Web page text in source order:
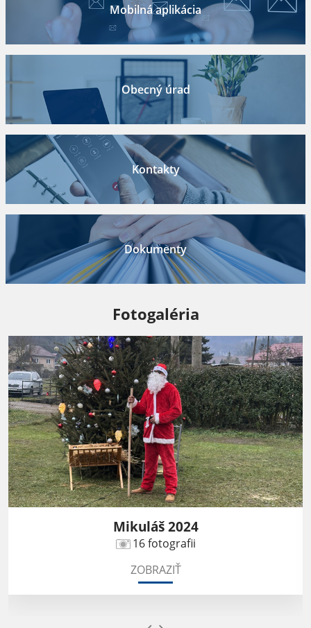
Mobilná aplikácia
Obecný úrad
Kontakty
Dokumenty
Fotogaléria
Vianočné trhy 2024
13 fotografii
ZOBRAZIŤ